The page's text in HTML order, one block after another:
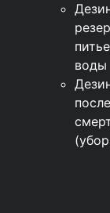
воды
после